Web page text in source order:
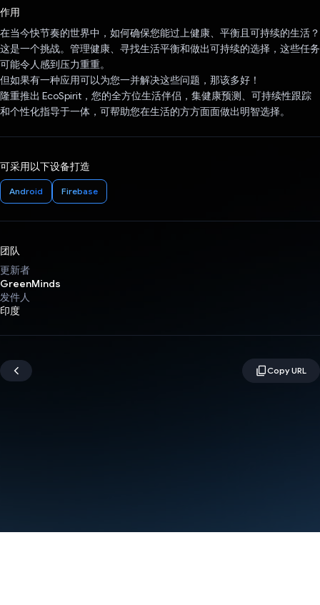
作用
在当今快节奏的世界中，如何确保您能过上健康、平衡且可持续的生活？
这是一个挑战。管理健康、寻找生活平衡和做出可持续的选择，这些任务
可能令人感到压力重重。
但如果有一种应用可以为您一并解决这些问题，那该多好！
隆重推出 EcoSpirit，您的全方位生活伴侣，集健康预测、可持续性跟踪
和个性化指导于一体，可帮助您在生活的方方面面做出明智选择。
可采用以下设备打造
Android Firebase
团队
更新者
GreenMinds
发件人
印度